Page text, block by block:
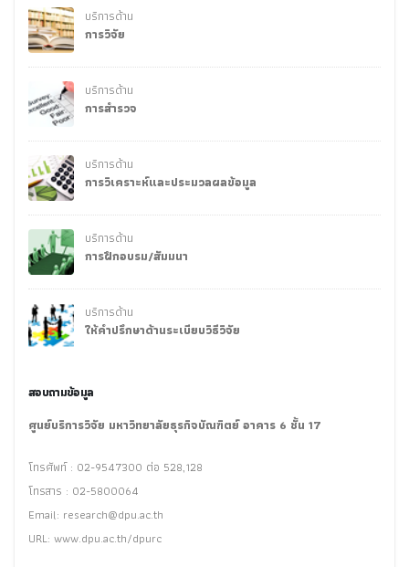
บริการด้าน
การวิจัย
บริการด้าน
การสำรวจ
บริการด้าน
การวิเคราะห์และประมวลผลข้อมูล
บริการด้าน
การฝึกอบรม/สัมมนา
บริการด้าน
ให้คำปรึกษาด้านระเบียบวิธีวิจัย
สอบถามข้อมูล
ศูนย์บริการวิจัย มหาวิทยาลัยธุรกิจบัณฑิตย์ อาคาร 6 ชั้น 17
โทรศัพท์ : 02-9547300 ต่อ 528,128
โทรสาร : 02-5800064
Email: research@dpu.ac.th
URL: www.dpu.ac.th/dpurc